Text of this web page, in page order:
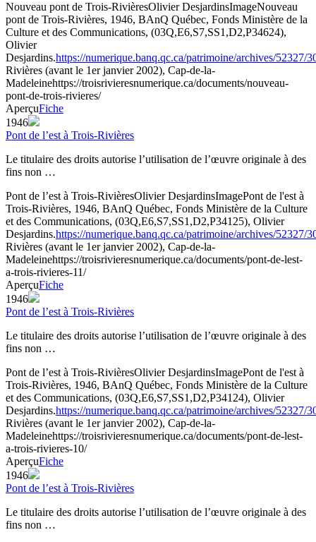
Nouveau pont de Trois-RivièresOlivier DesjardinsImageNouveau
pont de Trois-Rivières, 1946, BAnQ Québec, Fonds Ministère de la
Culture et des Communications, (03Q,E6,S7,SS1,D2,P34624),
Olivier
Desjardins.https://numerique.banq.qc.ca/patrimoine/archives/52327/
Rivières (avant le 1er janvier 2002), Cap-de-la-
Madeleinehttps://troisrivieresnumerique.ca/documents/nouveau-
pont-de-trois-rivieres/
AperçuFiche
1946
Pont de l’est à Trois-Rivières
Le titulaire des droits autorise l’utilisation de l’œuvre originale à des
fins non …
Pont de l’est à Trois-RivièresOlivier DesjardinsImagePont de l'est à
Trois-Rivières, 1946, BAnQ Québec, Fonds Ministère de la Culture
et des Communications, (03Q,E6,S7,SS1,D2,P34125), Olivier
Desjardins.https://numerique.banq.qc.ca/patrimoine/archives/52327/
Rivières (avant le 1er janvier 2002), Cap-de-la-
Madeleinehttps://troisrivieresnumerique.ca/documents/pont-de-lest-
a-trois-rivieres-11/
AperçuFiche
1946
Pont de l’est à Trois-Rivières
Le titulaire des droits autorise l’utilisation de l’œuvre originale à des
fins non …
Pont de l’est à Trois-RivièresOlivier DesjardinsImagePont de l'est à
Trois-Rivières, 1946, BAnQ Québec, Fonds Ministère de la Culture
et des Communications, (03Q,E6,S7,SS1,D2,P34124), Olivier
Desjardins.https://numerique.banq.qc.ca/patrimoine/archives/52327/
Rivières (avant le 1er janvier 2002), Cap-de-la-
Madeleinehttps://troisrivieresnumerique.ca/documents/pont-de-lest-
a-trois-rivieres-10/
AperçuFiche
1946
Pont de l’est à Trois-Rivières
Le titulaire des droits autorise l’utilisation de l’œuvre originale à des
fins non …